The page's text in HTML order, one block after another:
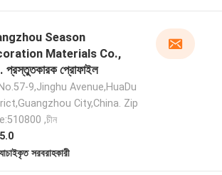
Season
Materials Co.,
প্রোফাইল
No.57-9,Jinghu Avenue,HuaDu
City,China. Zip
,চীন
5.0
যাচাইকৃত সরবরাহকারী